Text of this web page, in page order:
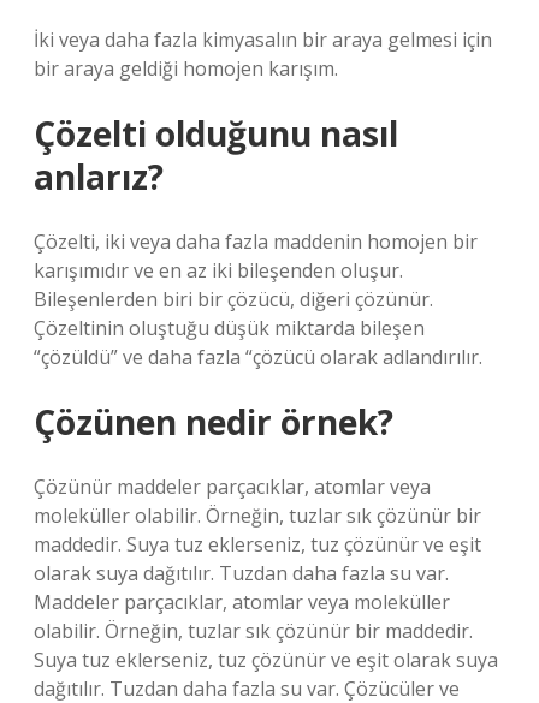
İki veya daha fazla kimyasalın bir araya gelmesi için
bir araya geldiği homojen karışım.
Çözelti olduğunu nasıl
anlarız?
Çözelti, iki veya daha fazla maddenin homojen bir
karışımıdır ve en az iki bileşenden oluşur.
Bileşenlerden biri bir çözücü, diğeri çözünür.
Çözeltinin oluştuğu düşük miktarda bileşen
“çözüldü” ve daha fazla “çözücü olarak adlandırılır.
Çözünen nedir örnek?
Çözünür maddeler parçacıklar, atomlar veya
moleküller olabilir. Örneğin, tuzlar sık ​​çözünür bir
maddedir. Suya tuz eklerseniz, tuz çözünür ve eşit
olarak suya dağıtılır. Tuzdan daha fazla su var.
Maddeler parçacıklar, atomlar veya moleküller
olabilir. Örneğin, tuzlar sık ​​çözünür bir maddedir.
Suya tuz eklerseniz, tuz çözünür ve eşit olarak suya
dağıtılır. Tuzdan daha fazla su var. Çözücüler ve